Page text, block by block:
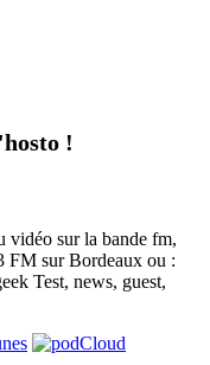
!
vidéo sur la bande fm,
FM sur Bordeaux ou :
Test, news, guest,